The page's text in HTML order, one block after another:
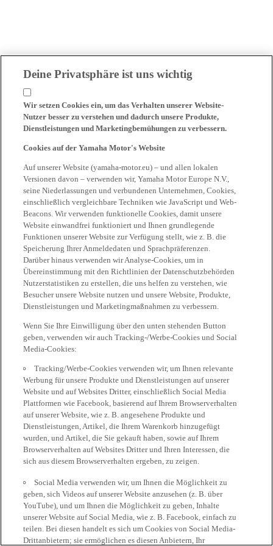
Deine Privatsphäre ist uns wichtig
Wir setzen Cookies ein, um das Verhalten unserer Website-
Nutzer besser zu verstehen und dadurch unsere Produkte,
Dienstleistungen und Marketingbemühungen zu verbessern.
Cookies auf der Yamaha Motor's Website
Auf unserer Website (yamaha-motor.eu) – und allen lokalen
Versionen davon – verwenden wir, Yamaha Motor Europe N.V.,
seine Niederlassungen und verbundenen Unternehmen, Cookies,
einschließlich vergleichbare Techniken wie JavaScript und Web-
Beacons. Wir verwenden funktionelle Cookies, damit unsere
Website einwandfrei funktioniert und Ihnen grundlegende
Funktionen unserer Website zur Verfügung stellt, wie z. B. die
Speicherung Ihrer Anmeldedaten und Sprachpräferenzen.
Darüber hinaus verwenden wir Analyse-Cookies, um in
Übereinstimmung mit den Richtlinien der Datenschutzbehörden
Nutzerstatistiken zu erstellen, die uns helfen zu verstehen, wie
Besucher unsere Website nutzen und unsere Website, Produkte,
Dienstleistungen und Marketingmaßnahmen zu verbessern.
Wenn Sie Ihre Einwilligung über den unten stehenden Button
geben, verwenden wir auch Tracking-/Werbe-Cookies und Social
Media-Cookies:
Tracking/Werbe-Cookies verwenden wir, um Ihnen relevante
Werbung für unsere Produkte und Dienstleistungen auf unserer
Website und auf Websites Dritter, einschließlich Social Media
Plattformen wie Facebook, basierend auf Ihrem Browserverhalten
auf unserer Website, wie z. B. angesehene Produkte und
Dienstleistungen, Artikel, die Ihrem Warenkorb hinzugefügt
wurden, und Artikel, die Sie gekauft haben, sowie auf Ihrem
Browserverhalten auf Websites Dritter und Ihren Interessen, die
sich aus diesem Browserverhalten ergeben, zu zeigen.
Social Media verwenden wir, um Ihnen die Möglichkeit zu
geben, sich Videos auf unserer Website anzusehen (z. B. über
YouTube), und um Ihnen die Möglichkeit zu geben, Inhalte
unserer Website auf Social Media, wie z. B. Facebook, einfach zu
teilen. Bei diesen handelt es sich um Cookies von Social Media-
Drittanbietern; sie ermöglichen es diesen Anbietern, Ihr